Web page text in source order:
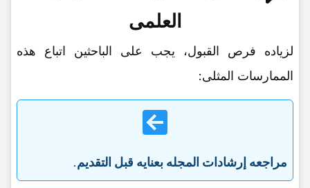
العلمی
لزیاده فرص القبول، یجب على الباحثین اتباع هذه
الممارسات المثلى:
مراجعه إرشادات المجله بعنایه قبل التقدیم.